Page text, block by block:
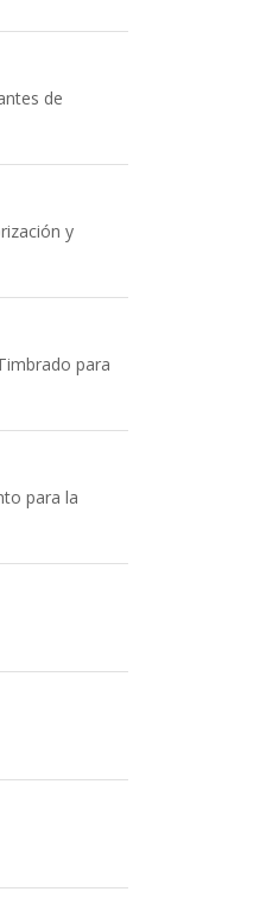
de
y
para
para la